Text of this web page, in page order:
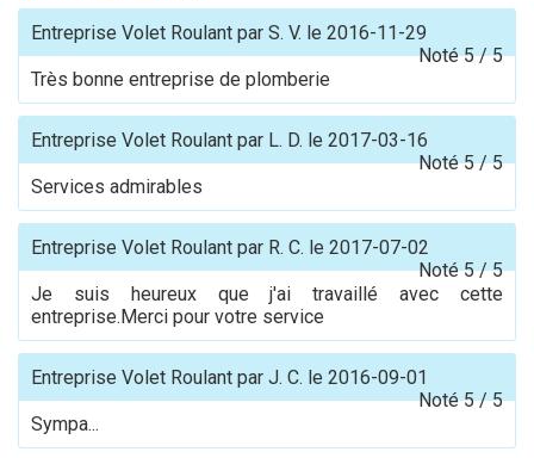
Entreprise Volet Roulant par S. V. le 2016-11-29
Noté5/5
Très bonne entreprise de plomberie
Entreprise Volet Roulant par L. D. le 2017-03-16
Noté5/5
Services admirables
Entreprise Volet Roulant par R. C. le 2017-07-02
Noté5/5
Je suis heureux que j'ai travaillé avec cette
entreprise.Merci pour votre service
Entreprise Volet Roulant par J. C. le 2016-09-01
Noté5/5
Sympa...